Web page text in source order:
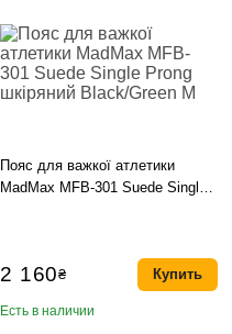
Пояс для важкої атлетики
MadMax MFB-301 Suede Single
2 160₴
Есть в наличии
Купить